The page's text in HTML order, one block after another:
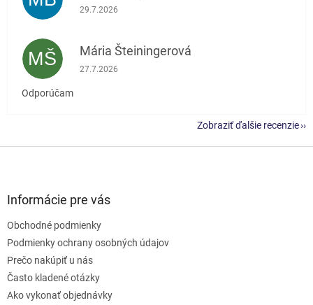
Hodnotenie obchodu je 5 z 5 hviezdičiek.
29.7.2026
MŠ Mária Šteiningerová
Hodnotenie obchodu je 5 z 5 hviezdičiek.
27.7.2026
Odporúčam
Zobraziť ďalšie recenzie
Informácie pre vás
Obchodné podmienky
Podmienky ochrany osobných údajov
Prečo nakúpiť u nás
Často kladené otázky
Ako vykonať objednávky